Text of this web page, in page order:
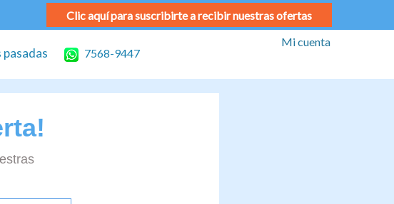
Clic aquí para suscribirte a recibir nuestras ofertas
7568-9447
Mi cuenta